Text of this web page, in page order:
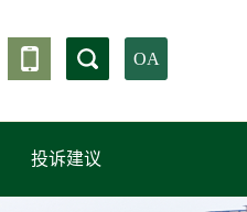
OA
投诉建议